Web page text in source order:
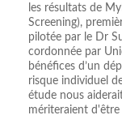
les résultats de
Screening),
pilotée par le Dr
cordonnée par
bénéfices d’un
risque individuel
étude nous
mériteraient d'être